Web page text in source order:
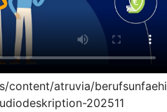
content/atruvia/
202511